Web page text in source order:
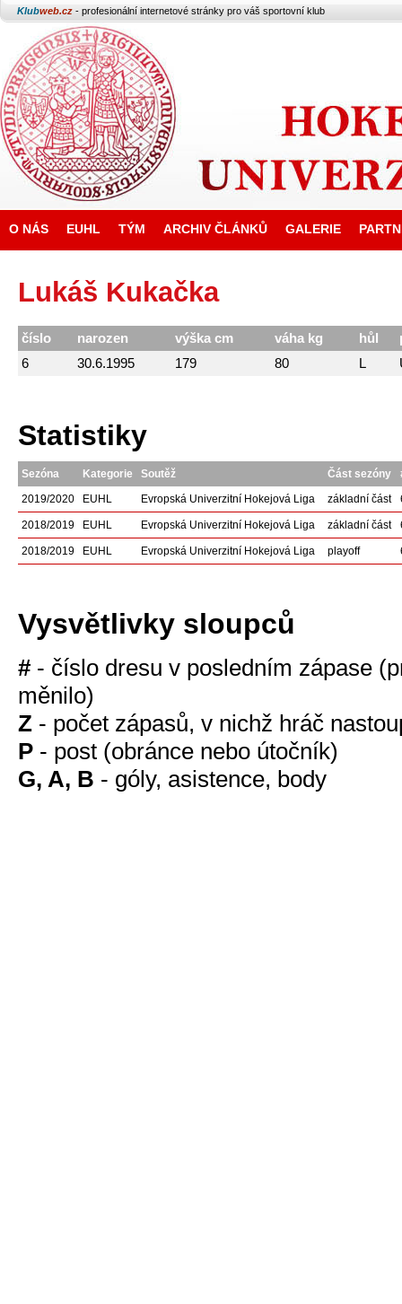
Klubweb.cz - profesionální internetové stránky pro váš sportovní klub
O NÁS EUHL TÝM ARCHIV ČLÁNKŮ GALERIE
Lukáš Kukačka
číslo narozen výška cm váha kg hůl
6
30.6.1995 179 80 L
Statistiky
Sezóna Kategorie Soutěž Část sezóny
2019/2020
EUHL Evropská Univerzitní Hokejová Liga základní část
2018/2019 EUHL Evropská Univerzitní Hokejová Liga základní část
2018/2019 EUHL Evropská Univerzitní Hokejová Liga playoff
Vysvětlivky sloupců
# - číslo dresu v posledním zápase
měnilo)
Z - počet zápasů, v nichž hráč
P - post (obránce nebo útočník)
G, A, B - góly, asistence, body